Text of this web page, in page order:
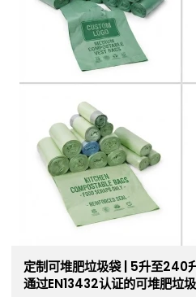
定制可堆肥垃圾袋 | 5升至240
通过EN13432认证的可堆肥垃